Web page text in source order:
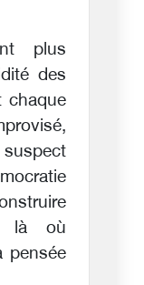
plus
des
chaque
là où
pensée